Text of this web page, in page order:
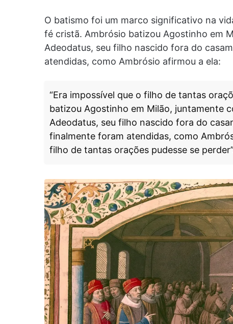
O batismo foi um marco significativo na
fé cristã. Ambrósio batizou Agostinho em
Adeodatus, seu filho nascido fora do
atendidas, como Ambrósio afirmou a ela:
“Era impossível que o filho de tantas
batizou Agostinho em Milão, juntamente
Adeodatus, seu filho nascido fora do
finalmente foram atendidas, como
filho de tantas orações pudesse se